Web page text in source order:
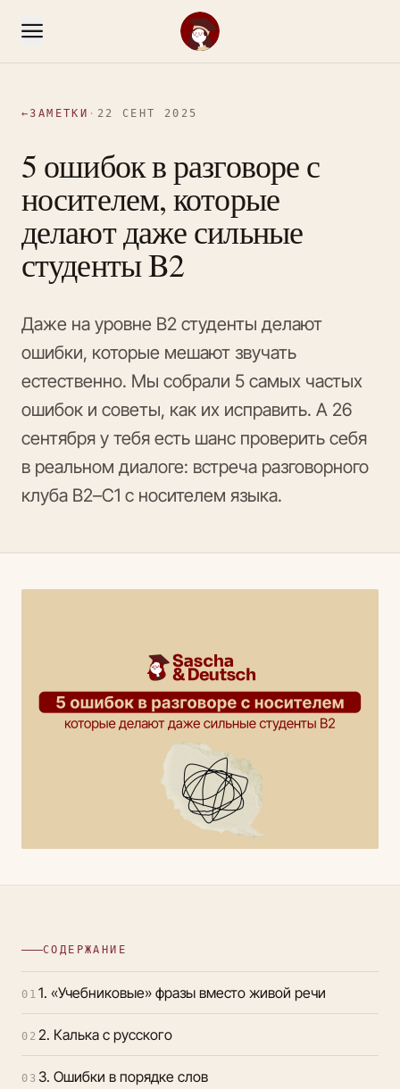
←ЗАМЕТКИ · 22 СЕНТ 2025
5 ошибок в разговоре с
носителем, которые
делают даже сильные
студенты B2
Даже на уровне B2 студенты делают
ошибки, которые мешают звучать
естественно. Мы собрали 5 самых частых
ошибок и советы, как их исправить. А 26
сентября у тебя есть шанс проверить себя
в реальном диалоге: встреча разговорного
клуба B2–C1 с носителем языка.
СОДЕРЖАНИЕ
01 1. «Учебниковые» фразы вместо живой речи
02 2. Калька с русского
03 3. Ошибки в порядке слов